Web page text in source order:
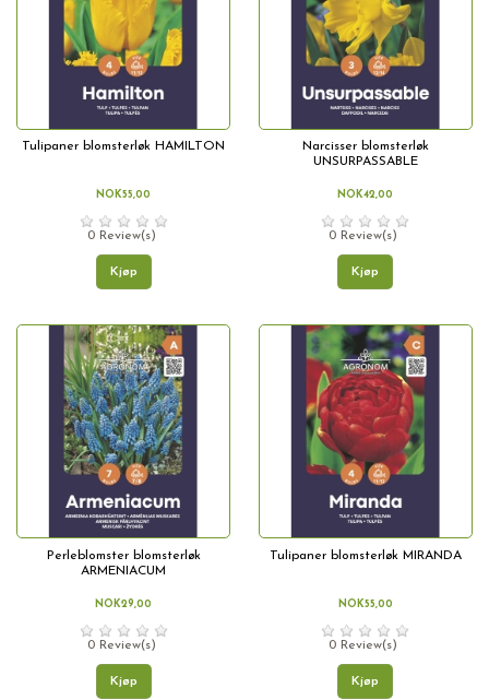
Tulipaner blomsterløk HAMILTON
NOK55,00
0 Review(s)
Kjøp
Narcisser blomsterløk
UNSURPASSABLE
NOK42,00
0 Review(s)
Kjøp
Perleblomster blomsterløk
ARMENIACUM
NOK29,00
0 Review(s)
Kjøp
Tulipaner blomsterløk MIRANDA
NOK55,00
0 Review(s)
Kjøp